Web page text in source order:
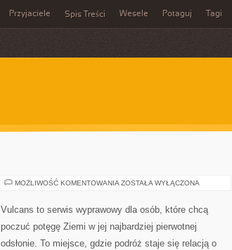
Przyjaciele Spis Treści Wesele Potaguj Tagi
MOŻLIWOŚĆ KOMENTOWANIA JASKINIE
ZOSTAŁA WYŁĄCZONA
Vulcans to serwis wyprawowy dla osób, które chcą
poczuć potęgę Ziemi w jej najbardziej pierwotnej
odsłonie. To miejsce, gdzie podróż staje się relacją o